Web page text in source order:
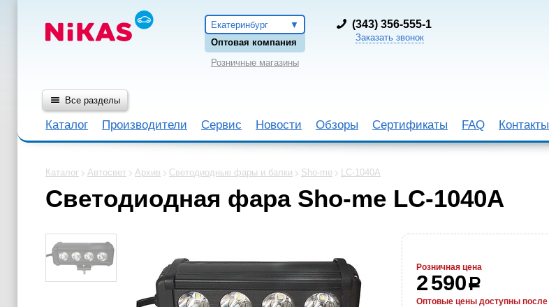
Екатеринбург
Оптовая компания
Розничные магазины
(343) 356-555-1
Заказать звонок
Все разделы
Каталог Производители Сервис Новости Обзоры Сертификаты FAQ Контакты
Каталог Автосвет Архив Светодиодные фары и балки Sho-me LC-1040A
Светодиодная фара Sho-me LC-1040A
Розничная цена
2 590р
Оптовые цены доступны после